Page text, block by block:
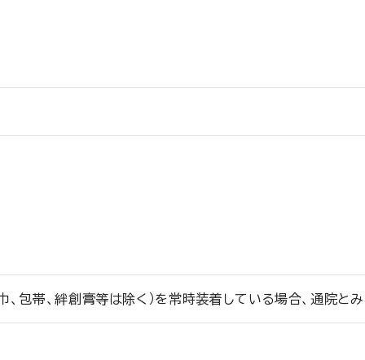
帯、絆創膏等は除く）を常時装着している場合、通院と